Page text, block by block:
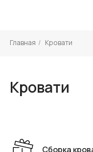
Главная / Кровати
Кровати
Сборка